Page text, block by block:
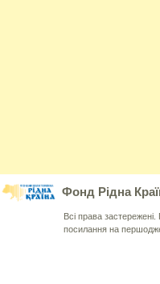
Фонд Рідна
Всі права
посилання на